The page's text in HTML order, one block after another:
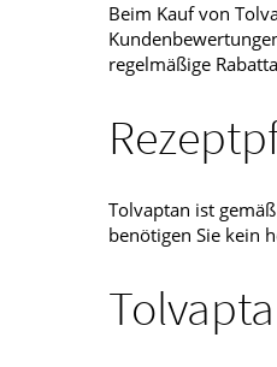
Beim Kauf von
regelmäßige
Tolvaptan ist
benötigen Sie kein